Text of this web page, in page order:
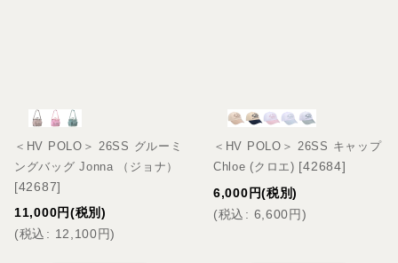
＜HV POLO＞ 26SS グルーミ
ングバッグ Jonna （ジョナ）
[42687]
11,000円(税別)
(税込 : 12,100円)
＜HV POLO＞ 26SS キャップ
Chloe (クロエ) [42684]
6,000 円(税別)
(税込 : 6,600円)